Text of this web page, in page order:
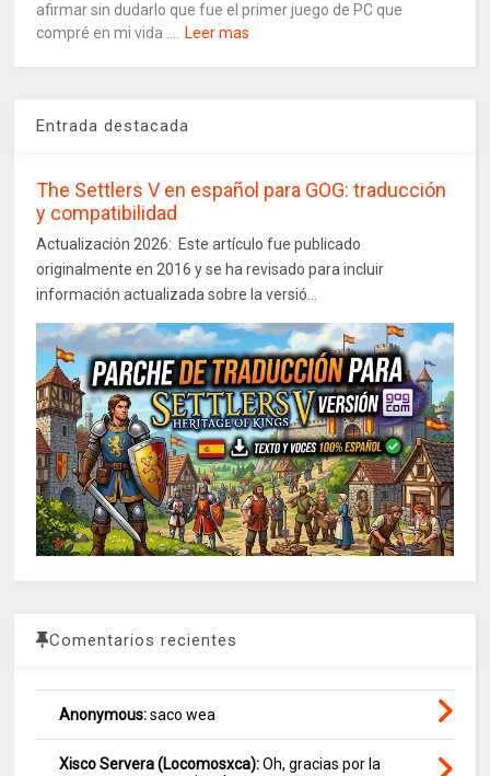
afirmar sin dudarlo que fue el primer juego de PC que
compré en mi vida ....
Leer mas
Entrada destacada
The Settlers V en español para GOG: traducción
y compatibilidad
Actualización 2026: Este artículo fue publicado
originalmente en 2016 y se ha revisado para incluir
información actualizada sobre la versió...
Comentarios recientes
Anonymous:saco wea
Xisco Servera (Locomosxca):Oh, gracias por la